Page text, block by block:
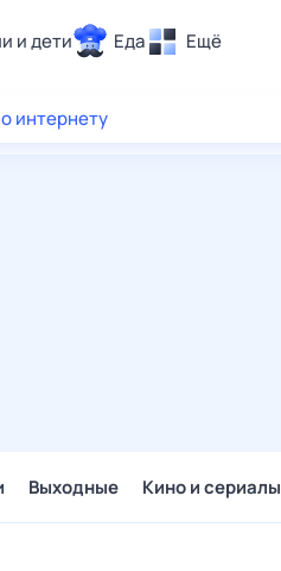
и дети Еда Ещё
интернету
Выходные Кино и сериалы